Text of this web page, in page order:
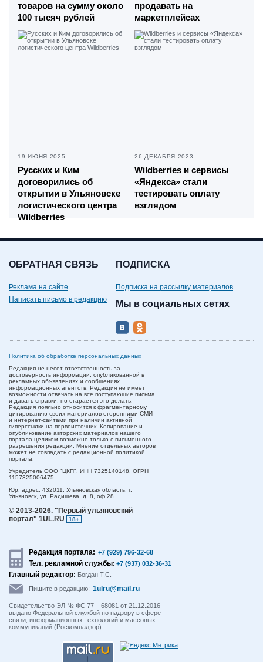
товаров на сумму около
100 тысяч рублей
продавать на
маркетплейсах
19 ИЮНЯ 2025
Русских и Ким
договорились об
открытии в Ульяновске
логистического центра
Wildberries
26 ДЕКАБРЯ 2023
Wildberries и сервисы
«Яндекса» стали
тестировать оплату
взглядом
ОБРАТНАЯ СВЯЗЬ
Реклама на сайте
Написать письмо в редакцию
ПОДПИСКА
Подписка на рассылку материалов
Мы в социальных сетях
Политика об обработке персональных данных
Редакция не несет ответственность за
достоверность информации, опубликованной в
рекламных объявлениях и сообщениях
информационных агентств. Редакция не имеет
возможности отвечать на все поступающие письма
и давать справки, но старается это делать.
Редакция лояльно относится к фрагментарному
цитированию своих материалов сторонними СМИ
и интернет-сайтами при наличии активной
гиперссылки на первоисточник. Копирование и
опубликование авторских материалов нашего
портала целиком возможно только с письменного
разрешения редакции. Мнение отдельных авторов
может не совпадать с редакционной политикой
портала.
Учредитель ООО "ЦКП". ИНН 7325140148, ОГРН
1157325006475
Юр. адрес: 432011, Ульяновская область, г.
Ульяновск, ул. Радищева, д. 8, оф.28
© 2013-2026. "Первый ульяновский
портал" 1UL.RU
18+
Редакция портала: +7 (929) 796-32-68
Тел. рекламной службы: +7 (937) 032-36-31
Главный редактор: Богдан Т.С.
Пишите в редакцию: 1ulru@mail.ru
Свидетельство ЭЛ № ФС 77 – 68081 от 21.12.2016
выдано Федеральной службой по надзору в сфере
связи, информационных технологий и массовых
коммуникаций (Роскомнадзор).